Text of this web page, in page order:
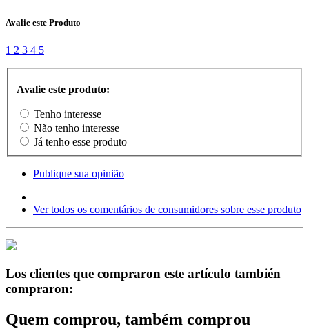
Avalie este Produto
1 2 3 4 5
Avalie este produto:
Tenho interesse
Não tenho interesse
Já tenho esse produto
Publique sua opinião
Ver todos os comentários de consumidores sobre esse produto
Los clientes que compraron este artículo también
compraron:
Quem comprou, também comprou